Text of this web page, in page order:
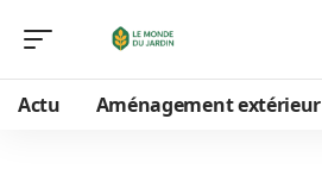
Actu Aménagement extérieur